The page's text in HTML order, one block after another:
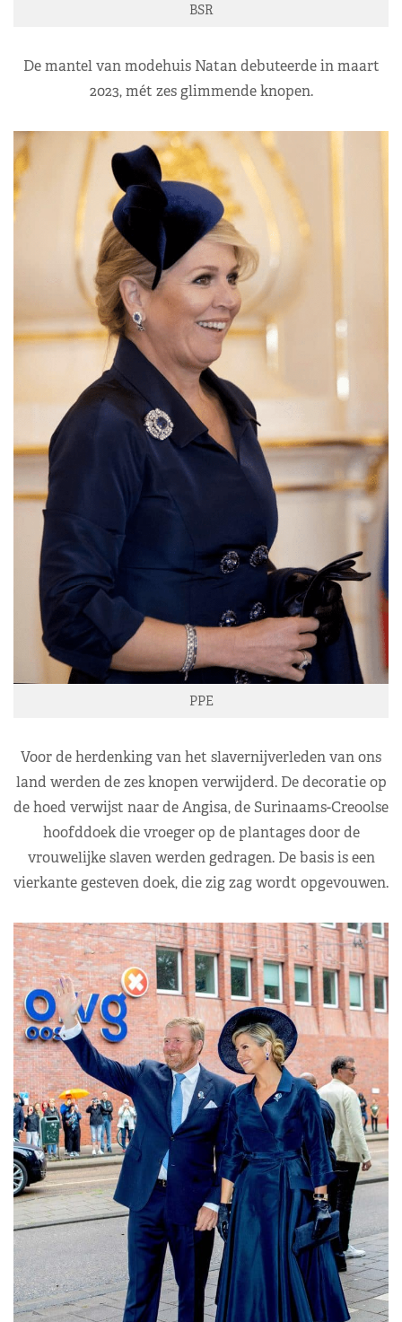
BSR
De mantel van modehuis Natan debuteerde in maart
2023, mét zes glimmende knopen.
PPE
Voor de herdenking van het slavernijverleden van ons
land werden de zes knopen verwijderd. De decoratie op
de hoed verwijst naar de Angisa, de Surinaams-Creoolse
hoofddoek die vroeger op de plantages door de
vrouwelijke slaven werden gedragen. De basis is een
vierkante gesteven doek, die zig zag wordt opgevouwen.